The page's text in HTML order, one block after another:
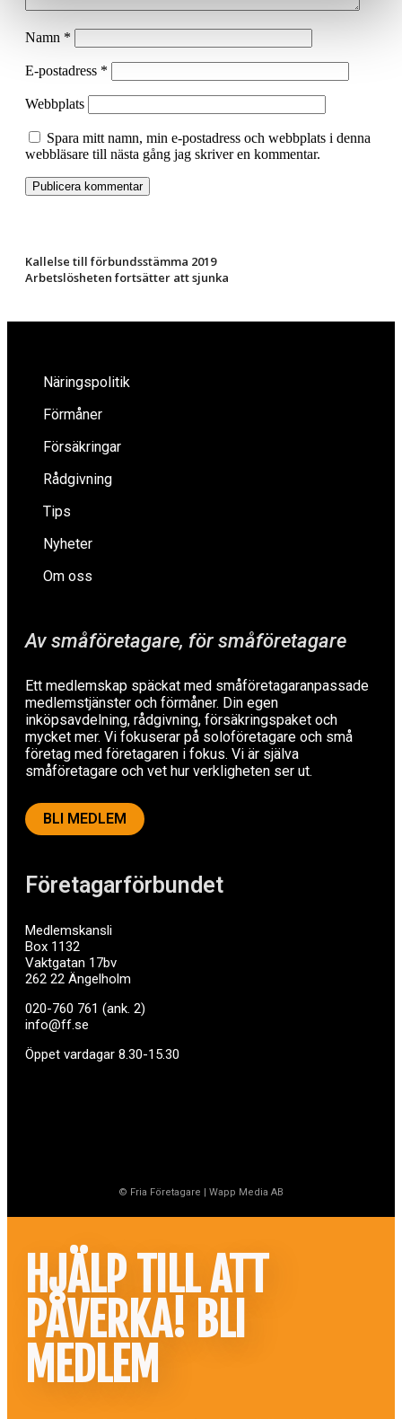
Namn *
E-postadress *
Webbplats
Spara mitt namn, min e-postadress och webbplats i denna
webbläsare till nästa gång jag skriver en kommentar.
Kallelse till förbundsstämma 2019
Arbetslösheten fortsätter att sjunka
Företagarförbundet
Medlemskansli
Box 1132
Vaktgatan 17bv
262 22 Ängelholm
020-760 761 (ank. 2)
info@ff.se
Öppet vardagar 8.30-15.30
Av småföretagare, för småföretagare
Ett medlemskap späckat med småföretagaranpassade
medlemstjänster och förmåner. Din egen
inköpsavdelning, rådgivning, försäkringspaket och
mycket mer. Vi fokuserar på soloföretagare och små
företag med företagaren i fokus. Vi är själva
småföretagare och vet hur verkligheten ser ut.
BLI MEDLEM
Näringspolitik
Förmåner
Försäkringar
Rådgivning
Tips
Nyheter
Om oss
© Fria Företagare | Wapp Media AB
HJÄLP TILL ATT
PÅVERKA! BLI
MEDLEM